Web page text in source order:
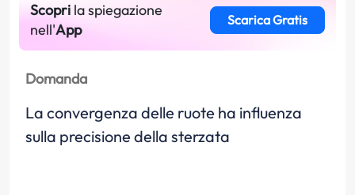
Scopri la spiegazione
nell'App
Scarica Gratis
Domanda
La convergenza delle ruote ha influenza
sulla precisione della sterzata